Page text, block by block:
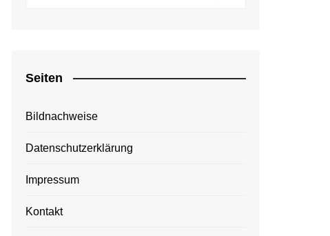
Seiten
Bildnachweise
Datenschutzerklärung
Impressum
Kontakt